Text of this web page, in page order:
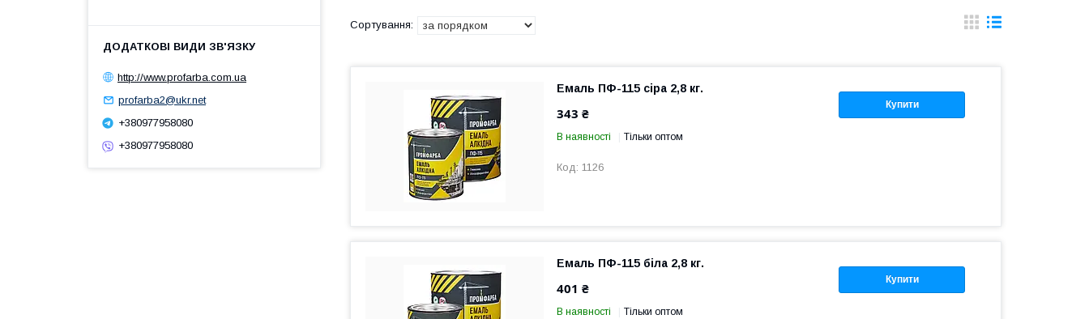
Купити
Емаль ПФ-115 сіра 2,8 кг.
343 ₴
В наявності Тільки оптом
1126
Купити
Емаль ПФ-115 біла 2,8 кг.
401 ₴
В наявності Тільки оптом
http://www.profarba.com.ua
profarba2@ukr.net
+380977958080
+380977958080